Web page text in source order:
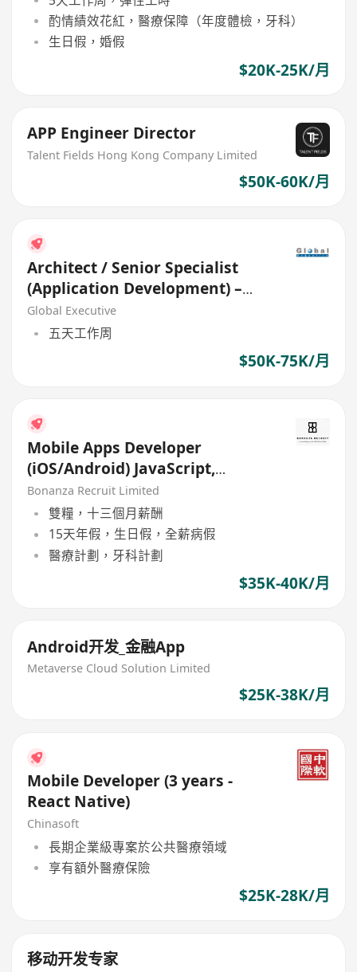
酌情績效花紅，醫療保障（年度體檢，牙科）
生日假，婚假
$20K-25K/月
APP Engineer Director
Talent Fields Hong Kong Company Limited
$50K-60K/月
Architect / Senior Specialist
(Application Development) –
Web Application
Global Executive
五天工作周
$50K-75K/月
Mobile Apps Developer
(iOS/Android) JavaScript,
NodeJS (Whampoa | HK$40K) x
13
Bonanza Recruit Limited
雙糧，十三個月薪酬
15天年假，生日假，全薪病假
醫療計劃，牙科計劃
$35K-40K/月
Android开发_金融App
Metaverse Cloud Solution Limited
$25K-38K/月
Mobile Developer (3 years -
React Native)
Chinasoft
長期企業級專案於公共醫療領域
享有額外醫療保險
$25K-28K/月
移动开发专家